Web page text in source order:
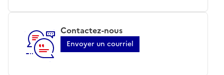
Contactez-nous
Envoyer un courriel